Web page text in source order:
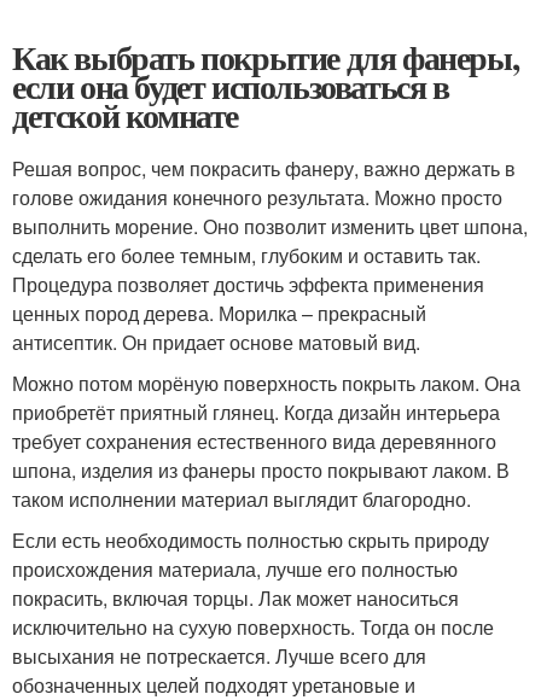
Как выбрать покрытие для фанеры,
если она будет использоваться в
детской комнате
Решая вопрос, чем покрасить фанеру, важно держать в
голове ожидания конечного результата. Можно просто
выполнить морение. Оно позволит изменить цвет шпона,
сделать его более темным, глубоким и оставить так.
Процедура позволяет достичь эффекта применения
ценных пород дерева. Морилка – прекрасный
антисептик. Он придает основе матовый вид.
Можно потом морёную поверхность покрыть лаком. Она
приобретёт приятный глянец. Когда дизайн интерьера
требует сохранения естественного вида деревянного
шпона, изделия из фанеры просто покрывают лаком. В
таком исполнении материал выглядит благородно.
Если есть необходимость полностью скрыть природу
происхождения материала, лучше его полностью
покрасить, включая торцы. Лак может наноситься
исключительно на сухую поверхность. Тогда он после
высыхания не потрескается. Лучше всего для
обозначенных целей подходят уретановые и